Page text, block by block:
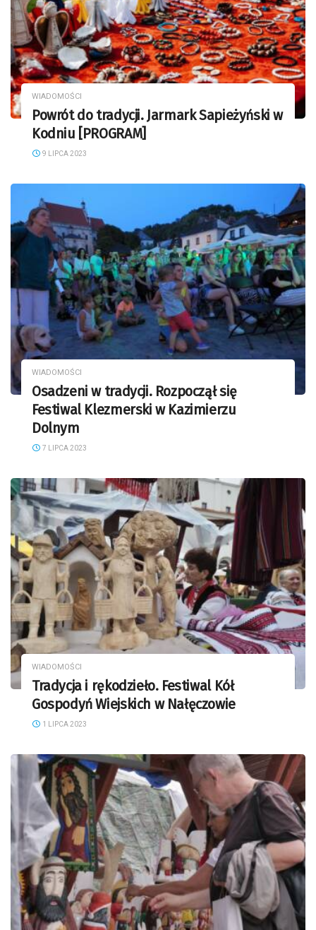
WIADOMOŚCI
Powrót do tradycji. Jarmark Sapieżyński w
Kodniu [PROGRAM]
9 LIPCA 2023
WIADOMOŚCI
Osadzeni w tradycji. Rozpoczął się
Festiwal Klezmerski w Kazimierzu
Dolnym
7 LIPCA 2023
WIADOMOŚCI
Tradycja i rękodzieło. Festiwal Kół
Gospodyń Wiejskich w Nałęczowie
1 LIPCA 2023